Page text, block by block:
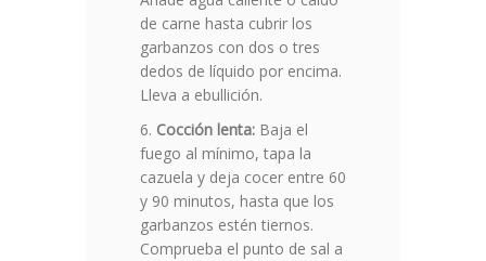
de carne hasta cubrir los
garbanzos con dos o tres
dedos de líquido por encima.
Lleva a ebullición.
Cocción lenta: Baja el
fuego al mínimo, tapa la
cazuela y deja cocer entre 60
y 90 minutos, hasta que los
garbanzos estén tiernos.
Comprueba el punto de sal a